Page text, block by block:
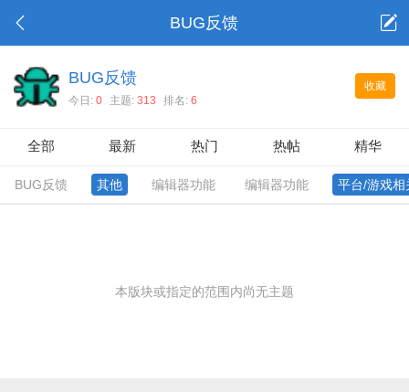
BUG反馈
收藏
BUG反馈
今日: 0 主题: 313 排名: 6
全部 最新 热门 热帖 精华
BUG反馈 其他 编辑器功能 编辑器功能 平台/游戏相
本版块或指定的范围内尚无主题